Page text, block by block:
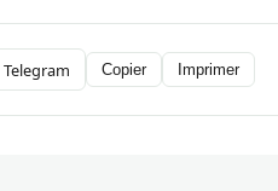
Telegram Copier Imprimer